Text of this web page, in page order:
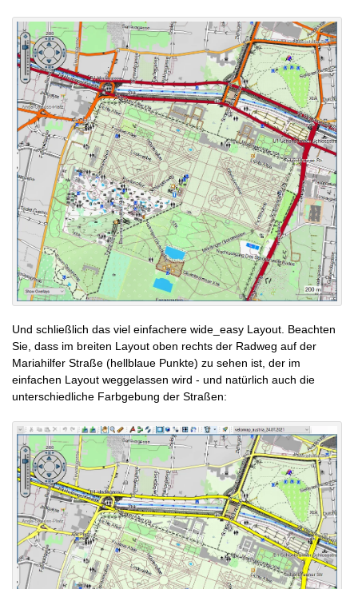
Und schließlich das viel einfachere wide_easy Layout. Beachten
Sie, dass im breiten Layout oben rechts der Radweg auf der
Mariahilfer Straße (hellblaue Punkte) zu sehen ist, der im
einfachen Layout weggelassen wird - und natürlich auch die
unterschiedliche Farbgebung der Straßen: